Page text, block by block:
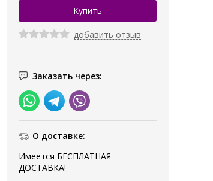
добавить отзыв
Заказать через:
О доставке:
Имеется БЕСПЛАТНАЯ
ДОСТАВКА!